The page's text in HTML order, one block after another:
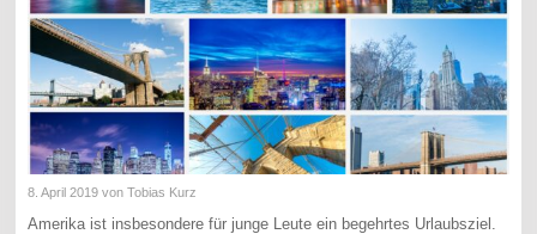
8. April 2019 von Tobias Kurz
Amerika ist insbesondere für junge Leute ein begehrtes Urlaubsziel.